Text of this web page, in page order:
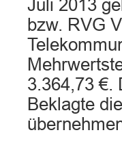
Juli 2013
bzw. RVG
3.364,73 €.
Beklagte